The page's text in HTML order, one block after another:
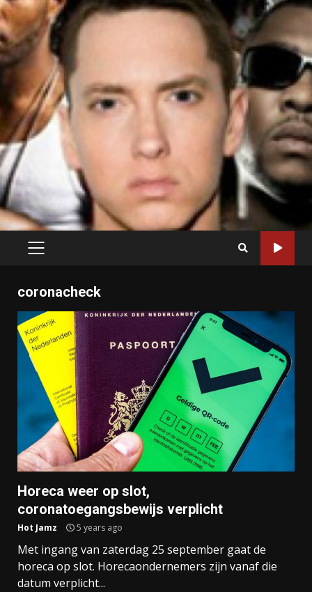
PRIMARY
coronacheck
Horeca weer op slot,
coronatoegangsbewijs verplicht
Hot Jamz 5 years ago
Met ingang van zaterdag 25 september gaat de
horeca op slot. Horecaondernemers zijn vanaf die
datum verplicht...